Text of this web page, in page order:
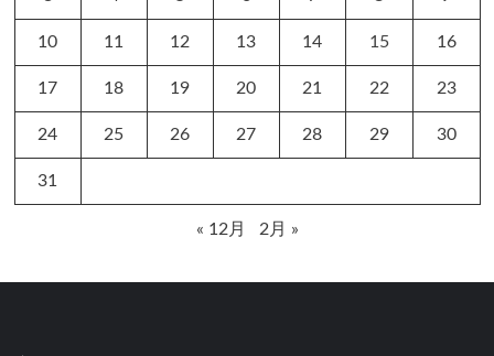
10 11 12 13 14 15 16
17 18 19 20 21 22 23
24 25 26 27 28 29 30
31
« 12月 2月 »